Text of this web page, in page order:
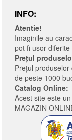
INFO:
Atentie!
Imaginile au
pot fi usor
Prețul
Prețul
de peste 1000
Catalog Online:
Acest site este
MAGAZIN